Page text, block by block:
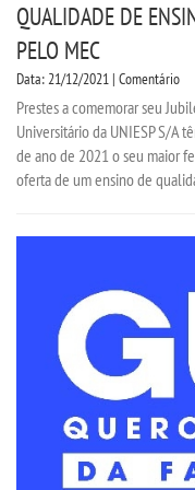
QUALIDADE DE
PELO MEC
Data: 21/12/2021 | Comentário
Prestes a comemorar seu
Universitário da UNIESP S/A
de ano de 2021 o seu maior
oferta de um ensino de